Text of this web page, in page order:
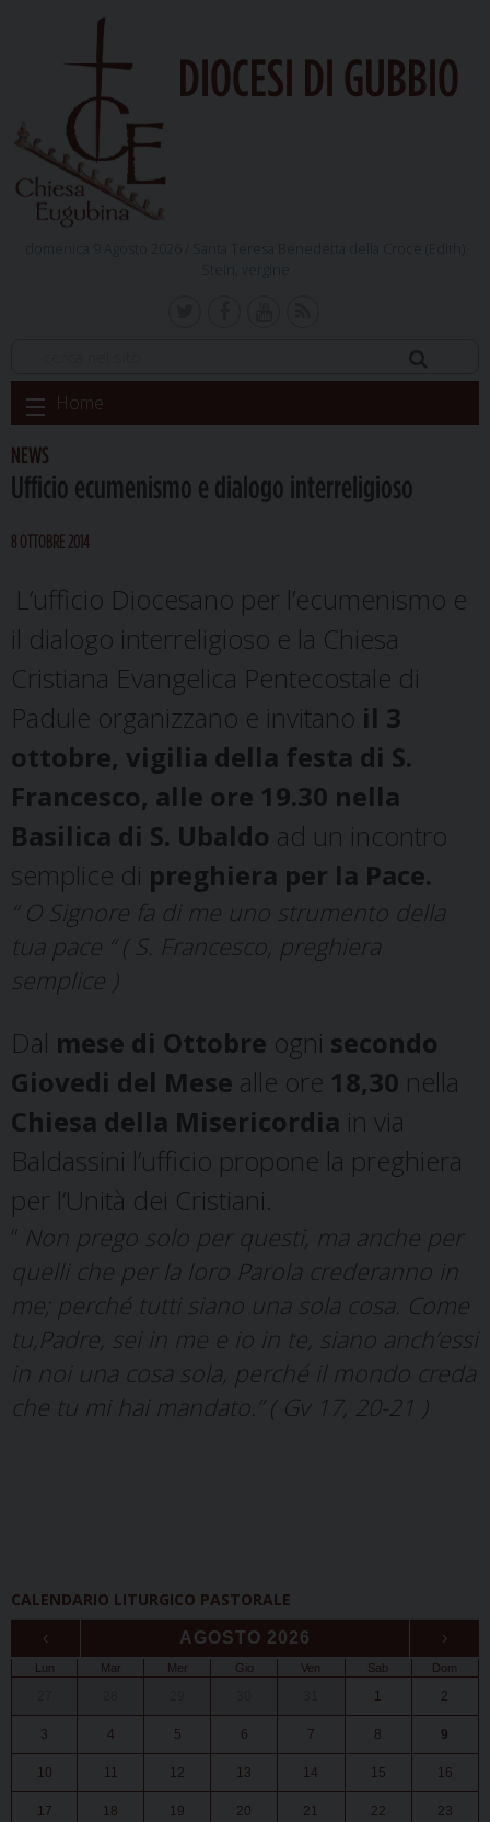
DIOCESI DI GUBBIO
Skip
to
content
Home
NEWS
Ufficio ecumenismo e dialogo interreligioso
8 OTTOBRE 2014
L’ufficio Diocesano per l’ecumenismo e
il dialogo interreligioso e la Chiesa
Cristiana Evangelica Pentecostale di
Padule organizzano e invitano il 3
ottobre, vigilia della festa di S.
Francesco, alle ore 19.30 nella
Basilica di S. Ubaldo ad un incontro
semplice di preghiera per la Pace.
“ O Signore fa di me uno strumento della
tua pace “ ( S. Francesco, preghiera
semplice )
Dal mese di Ottobre ogni secondo
Giovedi del Mese alle ore 18,30 nella
Chiesa della Misericordia in via
Baldassini l’ufficio propone la preghiera
per l’Unità dei Cristiani.
“ Non prego solo per questi, ma anche per
quelli che per la loro Parola crederanno in
me; perché tutti siano una sola cosa. Come
tu,Padre, sei in me e io in te, siano anch’essi
in noi una cosa sola, perché il mondo creda
che tu mi hai mandato.” ( Gv 17, 20-21 )
CALENDARIO LITURGICO PASTORALE
‹ AGOSTO 2026 ›
Lun Mar Mer Gio Ven Sab Dom
1 2
3 4 5 6 7 8 9
10 11 12 13 14 15 16
17 18 19 20 21 22 23